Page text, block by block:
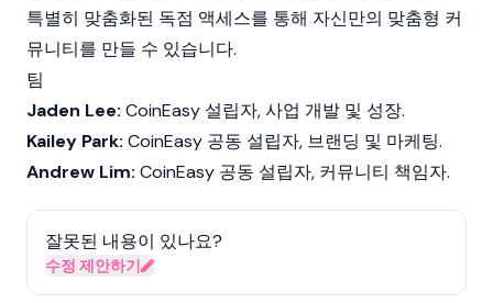
특별히 맞춤화된 독점 액세스를 통해 자신만의 맞춤형 커
뮤니티를 만들 수 있습니다.
팀
Jaden Lee: CoinEasy 설립자, 사업 개발 및 성장.
Kailey Park: CoinEasy 공동 설립자, 브랜딩 및 마케팅.
Andrew Lim: CoinEasy 공동 설립자, 커뮤니티 책임자.
잘못된 내용이 있나요?
수정 제안하기